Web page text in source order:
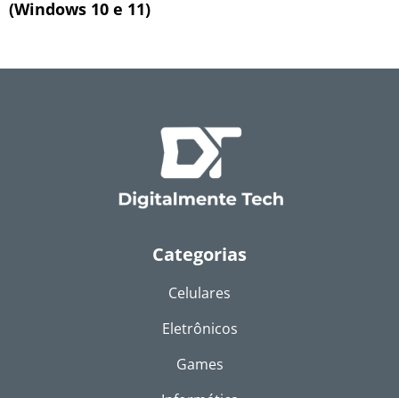
(Windows 10 e 11)
Categorias
Celulares
Eletrônicos
Games